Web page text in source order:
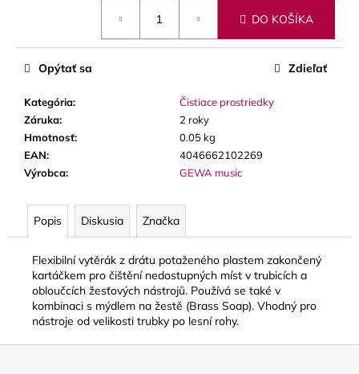
DO KOŠÍKA
Kategória:
Čistiace prostriedky
Záruka:
2 roky
Hmotnosť:
0.05 kg
EAN:
4046662102269
Výrobca: GEWA music
Opýtať sa Zdieľať
Popis Diskusia Značka
Flexibilní vytěrák z drátu potaženého plastem zakončený
kartáčkem pro čištění nedostupných míst v trubicích a
obloučcích žesťových nástrojů. Používá se také v
kombinaci s mýdlem na žestě (Brass Soap). Vhodný pro
nástroje od velikosti trubky po lesní rohy.
p
o
ú
a
m
e
VANDOREN
JAVA
CUT
PLÁTKY
NA
ALT
SAXOFÓN